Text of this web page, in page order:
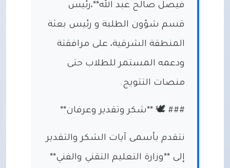
فيصل صالح عبد الله**،رئيس
قسم شؤون الطلبة و رئيس بعثة
المنطقة الشرقية، على مرافقتة
ودعمه المستمر للطلاب حتى
منصات التتويج.
### 🕊️ **شكر وتقدير وعرفان**
نتقدم بأسمى آيات الشكر والتقدير
إلى **وزارة التعليم التقني والفني**